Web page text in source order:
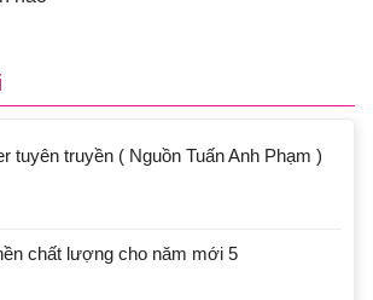
tuyên truyền ( Nguồn Tuấn Anh Phạm )
chất lượng cho năm mới 5